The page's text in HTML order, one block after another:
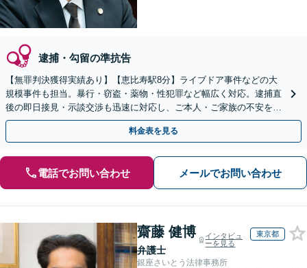
逮捕・勾留の準抗告
【無罪判決獲得実績あり】【恵比寿駅8分】ライブドア事件などの大
規模事件も担当。暴行・窃盗・薬物・性犯罪など幅広く対応。逮捕直
後の即日接見・示談交渉も迅速に対応し、ご本人・ご家族の不安を最
小限に抑えます。【初回相談可能】【WEB面談可能】
料金表を見る
電話でお問い合わせ メールでお問い合わせ
齋藤 健博
弁護士
インタビュ
ーを見る
東京都
銀座さいとう法律事務所